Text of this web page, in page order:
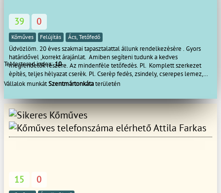
39 0
Kőműves Felújítás Ács, Tetőfedő
Üdvözlöm. 20 èves szakmai tapasztalattal állunk rendelkezèsère . Gyors
határidővel ,korrekt árajánlat. Amiben segíteni tudunk a kedves
megrendelők rèszère. Az mindenfèle tetőfedès. Pl. Komplett szerkezet
èpítès, teljes hèlyazat cserèk. Pl. Cserèp fedès, zsindely, cserepes lemez,
trapèz lemez,lapostető szigetelès,padlás szigetelès. Kúp cserèp
károk elhárítása. Legyen az kicsi vagy nagy meló, mi segítünk. Amiben mèg
állunk rendelkezèsère. Az mindenfèle kőműves munkák. Pl.:
Falazás,betonozás, vakolás, hőszigetelès , tèrkövezès , kerítès èpítès,
kèmènyek javítása ,bontása, èpítèse. Hívjanak bizalommal . Tel.
06209957449. E-mail. : szilagyigeneralepito@gmail.com
TeMestered index:10
Vállalok munkátSzentmártonkátaterületén
Attila Farkas
15 0